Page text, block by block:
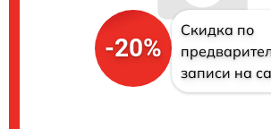
-20%
Скидка по
записи на